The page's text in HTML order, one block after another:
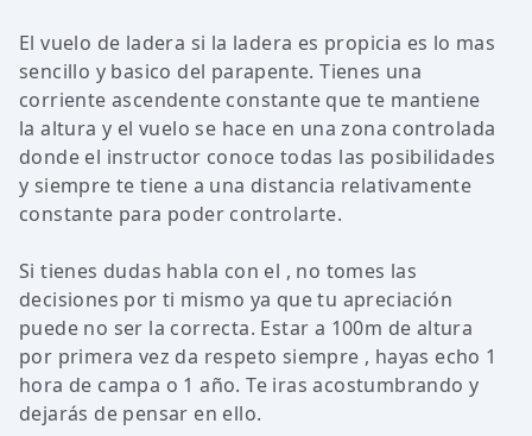
El vuelo de ladera si la ladera es propicia es lo mas
sencillo y basico del parapente. Tienes una
corriente ascendente constante que te mantiene
la altura y el vuelo se hace en una zona controlada
donde el instructor conoce todas las posibilidades
y siempre te tiene a una distancia relativamente
constante para poder controlarte.
Si tienes dudas habla con el , no tomes las
decisiones por ti mismo ya que tu apreciación
puede no ser la correcta. Estar a 100m de altura
por primera vez da respeto siempre , hayas echo 1
hora de campa o 1 año. Te iras acostumbrando y
dejarás de pensar en ello.